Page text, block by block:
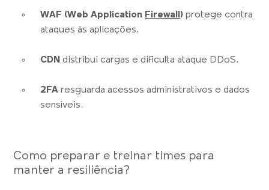
WAF (Web Application Firewall ) protege contra
ataques às aplicações.
CDN distribui cargas e dificulta ataque DDoS.
2FA resguarda acessos administrativos e dados
sensíveis.
Como preparar e treinar times para
manter a resiliência?